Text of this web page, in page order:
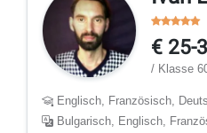
€ 25-
/ Klasse
Englisch, Französisch,
Bulgarisch, Englisch,